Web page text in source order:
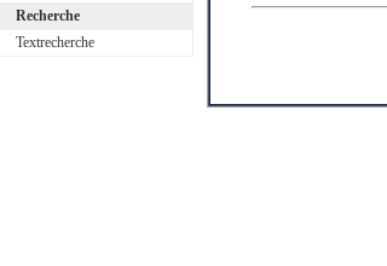
Recherche
Textrecherche